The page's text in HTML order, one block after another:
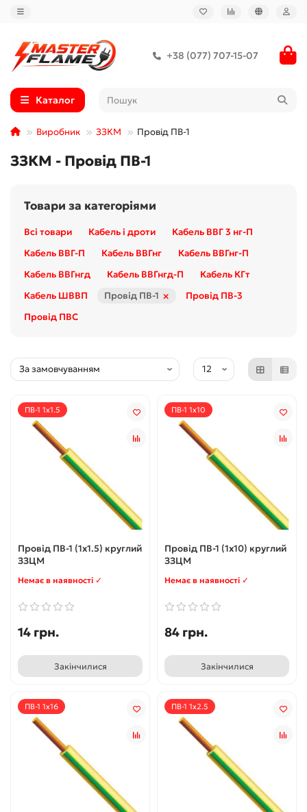
+38 (077) 707-15-07
Каталог
Виробник ЗЗКМ Провід ПВ-1
ЗЗКМ - Провід ПВ-1
Товари за категоріями
Всі товари Кабель і дроти
Кабель ВВГ 3 нг-П
Кабель ВВГ-П
Кабель ВВГнг
Кабель ВВГнг-П
Кабель ВВГнгд
Кабель ВВГнгд-П
Кабель КГт
Кабель ШВВП
Провід ПВ-1 ×
Провід ПВ-3
Провід ПВС
ПВ-1 1x1.5
Провід ПВ-1 (1x1.5) круглий
ЗЗЦМ
Немає в наявності ✓
14 грн.
Закінчилися
ПВ-1 1x10
Провід ПВ-1 (1x10) круглий
ЗЗЦМ
Немає в наявності ✓
84 грн.
Закінчилися
ПВ-1 1x16 ПВ-1 1x2.5